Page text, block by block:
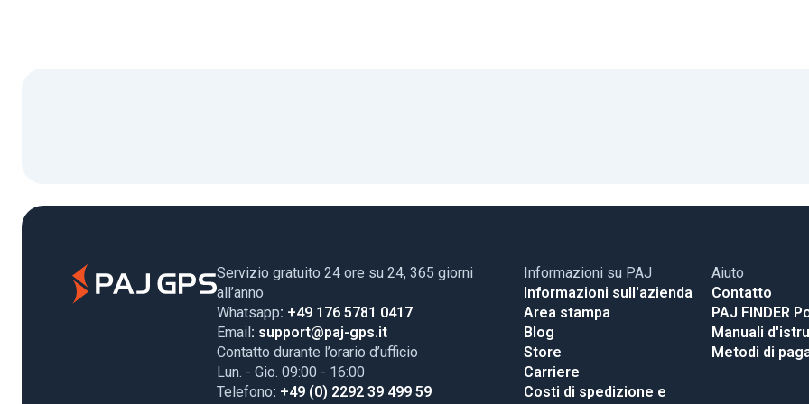
Servizio gratuito 24 ore su 24, 365 giorni
all’anno
Whatsapp: +49 176 5781 0417
Email : support@paj-gps.it
Contatto durante l’orario d’ufficio
Lun. - Gio. 09:00 - 16:00
Telefono: +49 (0) 2292 39 499 59
Informazioni su PAJ
Informazioni sull'azienda
Area stampa
Blog
Store
Carriere
Costi di spedizione e
Aiuto
Contatto
PAJ FINDER
Manuali
Metodi di